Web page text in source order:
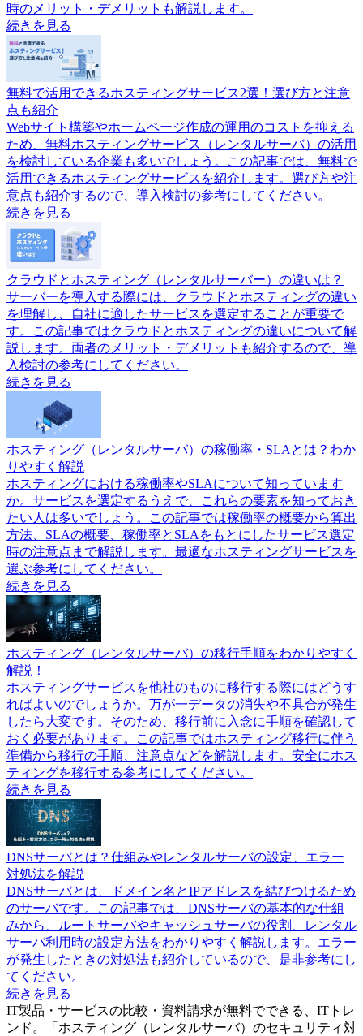
時のメリット・デメリットも解説します。
続きを見る
無料で活用できるホスティングサービス2選！選び方と注意
点も紹介
Webサイト構築やホームページ作成の運用のコストを抑える
ため、無料ホスティングサービス（レンタルサーバ）の活用
を検討している企業も多いでしょう。この記事では、無料で
活用できるホスティングサービスを紹介します。選び方や注
意点も紹介するので、導入検討の参考にしてください。
続きを見る
クラウドとホスティング（レンタルサーバー）の違いは？
サーバーを導入する際には、クラウドとホスティングの違い
を理解し、自社に適したサービスを選定することが重要で
す。この記事ではクラウドとホスティングの違いについて解
説します。両者のメリット・デメリットも紹介するので、導
入検討の参考にしてください。
続きを見る
ホスティング（レンタルサーバ）の稼働率・SLAとは？わか
りやすく解説
ホスティングにおける稼働率やSLAについて知っています
か。サービスを選定するうえで、これらの要素を知っておき
たい人は多いでしょう。この記事では稼働率の概要から算出
方法、SLAの概要、稼働率とSLAをもとにしたサービス選定
時の注意点まで解説します。最適なホスティングサービスを
選ぶ参考にしてください。
続きを見る
ホスティング（レンタルサーバ）の移行手順をわかりやすく
解説！
ホスティングサービスを他社のものに移行する際にはどうす
ればよいのでしょうか。万が一データの消失や不具合が発生
したら大変です。そのため、移行前に入念に手順を確認して
おく必要があります。この記事ではホスティング移行に伴う
準備から移行の手順、注意点などを解説します。安全にホス
ティングを移行する参考にしてください。
続きを見る
DNSサーバとは？仕組みやレンタルサーバの設定、エラー
対処法を解説
DNSサーバとは、ドメイン名とIPアドレスを結びつけるため
のサーバです。この記事では、DNSサーバの基本的な仕組
みから、ルートサーバやキャッシュサーバの役割、レンタル
サーバ利用時の設定方法をわかりやすく解説します。エラー
が発生したときの対処法も紹介しているので、是非参考にし
てください。
続きを見る
IT製品・サービスの比較・資料請求が無料でできる、ITトレ
ンド。「 ホスティング（レンタルサーバ）のセキュリティ対